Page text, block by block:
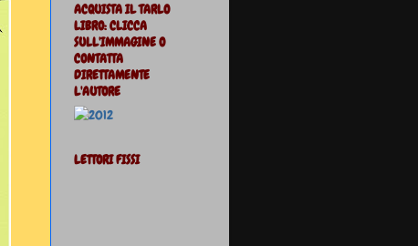
ACQUISTA IL TARLO
LIBRO: CLICCA
SULL'IMMAGINE O
CONTATTA
DIRETTAMENTE
L'AUTORE
LETTORI FISSI